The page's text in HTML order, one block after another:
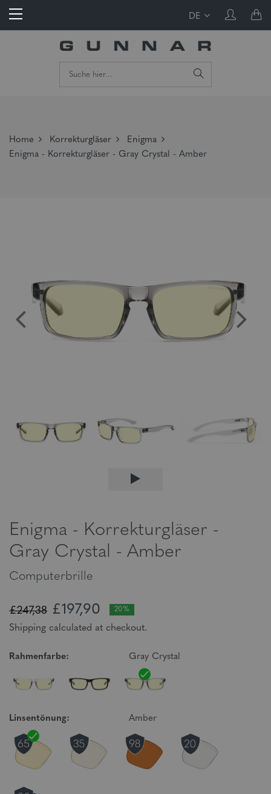
DE
Home Korrekturgläser
Enigma
Enigma - Korrekturgläser - Gray Crystal - Amber
Enigma - Korrekturgläser -
Gray Crystal - Amber
Computerbrille
£247,38 £197,90 20%
Shipping calculated at checkout.
Rahmenfarbe: Gray Crystal
Linsentönung: Amber